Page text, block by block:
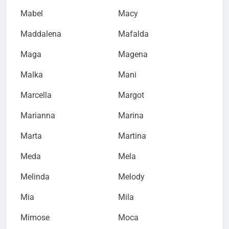
Mabel Macy
Maddalena Mafalda
Maga Magena
Malka Mani
Marcella Margot
Marianna Marina
Marta Martina
Meda Mela
Melinda Melody
Mia Mila
Mimose Moca